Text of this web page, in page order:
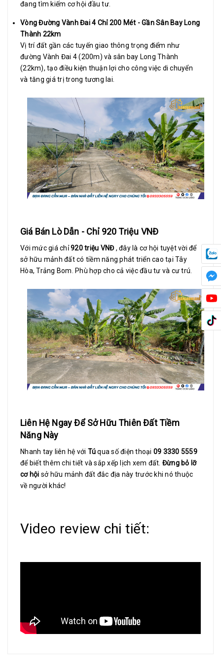
đang tìm kiếm cơ hội đầu tư.
Vòng Đường Vành Đai 4 Chỉ 200 Mét - Gần Sân Bay Long
Thành 22km
Vị trí đất gần các tuyến giao thông trọng điểm như
đường Vành Đai 4 (200m) và sân bay Long Thành
(22km), tạo điều kiện thuận lợi cho công việc di chuyển
và tăng giá trị trong tương lai.
Giá Bán Lò Dẫn - Chỉ 920 Triệu VNĐ
Với mức giá chỉ920 triệu VNĐ, đây là cơ hội tuyệt vời để
sở hữu mảnh đất có tiềm năng phát triển cao tại Tây
Hòa, Trảng Bom. Phù hợp cho cả việc đầu tư và cư trú.
Liên Hệ Ngay Để Sở Hữu Thiên Đất Tiềm
Năng Này
Nhanh tay liên hệ với Túqua số điện thoại 09 3330 5559
để biết thêm chi tiết và sắp xếp lịch xem đất. Đừng bỏ lỡ
cơ hội sở hữu mảnh đất đắc địa này trước khi nó thuộc
về người khác!
Video review chi tiết: